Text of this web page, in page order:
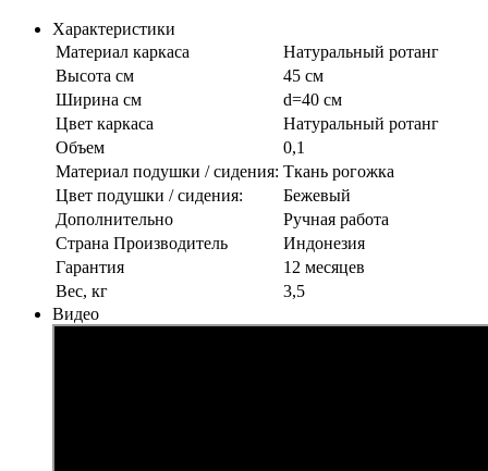
Характеристики
Материал каркаса
Натуральный ротанг
Высота см
45 см
Ширина см
d=40 см
Цвет каркаса
Натуральный ротанг
Объем
0,1
Материал подушки / сидения: Ткань рогожка
Цвет подушки / сидения:
Бежевый
Дополнительно
Ручная работа
Страна Производитель
Индонезия
Гарантия
12 месяцев
Вес, кг
3,5
Видео